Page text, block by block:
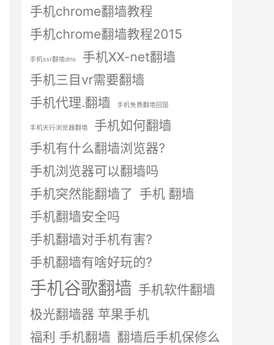
手机chrome翻墙教程
手机chrome翻墙教程2015
手机ssr翻墙dns
手机XX-net翻墙
手机三目vr需要翻墙
手机代理.翻墙
手机免费翻墙回国
手机天行浏览器翻墙
手机如何翻墙
手机有什么翻墙浏览器?
手机浏览器可以翻墙吗
手机突然能翻墙了 手机 翻墙
手机翻墙安全吗
手机翻墙对手机有害?
手机翻墙有啥好玩的?
手机谷歌翻墙 手机软件翻墙
极光翻墙器 苹果手机
福利 手机翻墙 翻墙后手机保修么